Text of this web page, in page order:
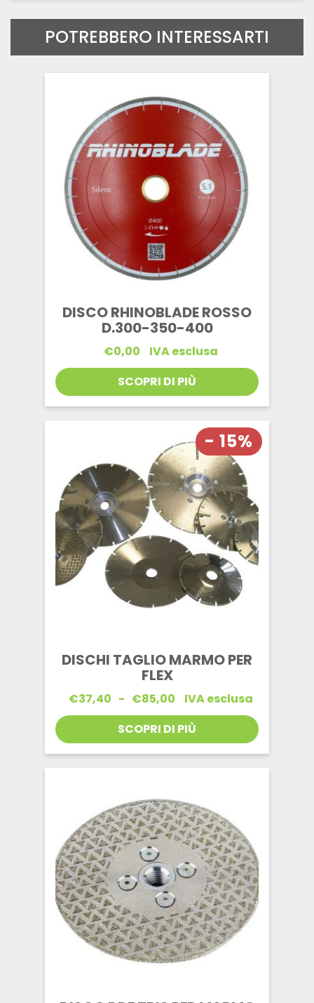
POTREBBERO INTERESSARTI
DISCO RHINOBLADE ROSSO
D.300-350-400
€0,00
IVA esclusa
SCOPRI DI PIÙ
- 15%
DISCHI TAGLIO MARMO PER
FLEX
€37,40 - €85,00Fascia
di
prezzo:
da
€37,40
a
IVA esclusa
SCOPRI DI PIÙ